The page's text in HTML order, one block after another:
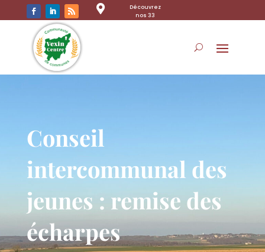

Découvrez
nos 33
Conseil
intercommunal des
jeunes : remise des
écharpes